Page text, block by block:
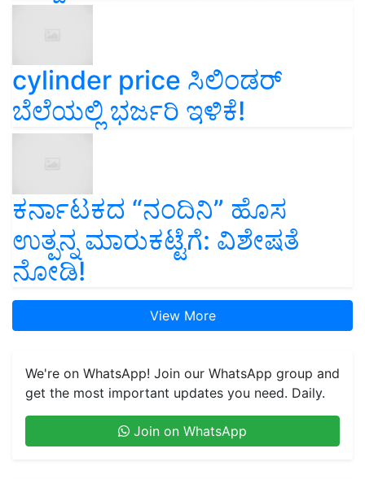
cylinder price ಸಿಲಿಂಡರ್‌
ಬೆಲೆಯಲ್ಲಿ ಭರ್ಜರಿ ಇಳಿಕೆ!
ಕರ್ನಾಟಕದ “ನಂದಿನಿ” ಹೊಸ
ಉತ್ಪನ್ನ ಮಾರುಕಟ್ಟೆಗೆ: ವಿಶೇಷತೆ
ನೋಡಿ!
View More
We're on WhatsApp! Join our WhatsApp group and
get the most important updates you need. Daily.
Join on WhatsApp